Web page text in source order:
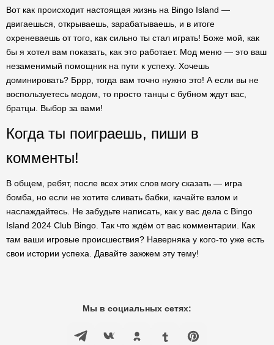
Вот как происходит настоящая жизнь на Bingo Island —
двигаешься, открываешь, зарабатываешь, и в итоге
охреневаешь от того, как сильно ты стал играть! Боже мой, как
бы я хотел вам показать, как это работает. Мод меню — это ваш
незаменимый помощник на пути к успеху. Хочешь
доминировать? Бррр, тогда вам точно нужно это! А если вы не
воспользуетесь модом, то просто танцы с бубном ждут вас,
братцы. Выбор за вами!
Когда ты поиграешь, пиши в
комменты!
В общем, ребят, после всех этих слов могу сказать — игра
бомба, но если не хотите сливать бабки, качайте взлом и
наслаждайтесь. Не забудьте написать, как у вас дела с Bingo
Island 2024 Club Bingo. Так что ждём от вас комментарии. Как
там ваши игровые происшествия? Наверняка у кого-то уже есть
свои истории успеха. Давайте зажжем эту тему!
Мы в социальных сетях: